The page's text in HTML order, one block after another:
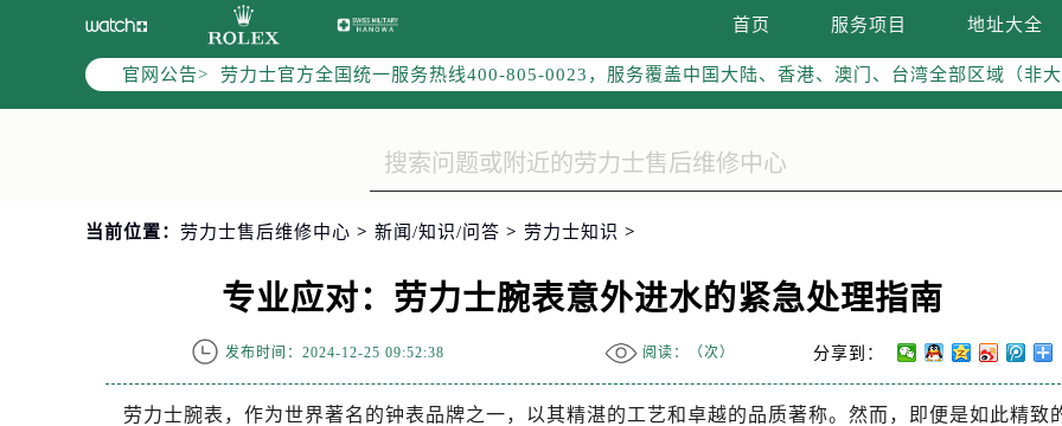
首页 服务项目 地址大全
官网公告>
2026年7月劳力士全国官方售后客户服务热线：400-805-0023
劳力士官方全国统一服务热线400-805-0023，服务覆盖中国大陆、香港、澳门、台湾全部区域（非大
2026年7月劳力士售后服务中心最新网点地址：
北京市东城区东长安街1号东方广场写字楼W3座6层602室（需提前预约）
天津市和平区赤峰道136号天津国际金融中心写字楼26层2603室（需提前预约）
上海市黄浦区南京东路299号宏伊国际广场写字楼8层806室（需提前预约）
常州市新北区龙锦路1590号现代传媒中心写字楼5号楼10层1008室（需提前预约）
徐州市鼓楼区淮海东路29号苏宁广场IFC国际金融中心写字楼35层3508室（需提前预约）
盐城市盐都区世纪大道5号盐城金融城写字楼1号楼16层1604室（需提前预约）
当前位置： 劳力士售后维修中心 > 新闻/知识/问答 > 劳力士知识 >
专业应对：劳力士腕表意外进水的紧急处理指南
发布时间：2024-12-25 09:52:38 阅读：（次） 分享到：
劳力士腕表，作为世界著名的钟表品牌之一，以其精湛的工艺和卓越的品质著称。然而，即便是如此精致